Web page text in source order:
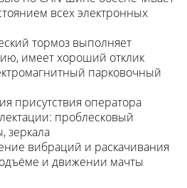
всех электронных
тормоз выполняет
имеет хороший отклик
парковочный
присутствия оператора
проблесковый
зеркала
вибраций и раскачивания
и движении мачты